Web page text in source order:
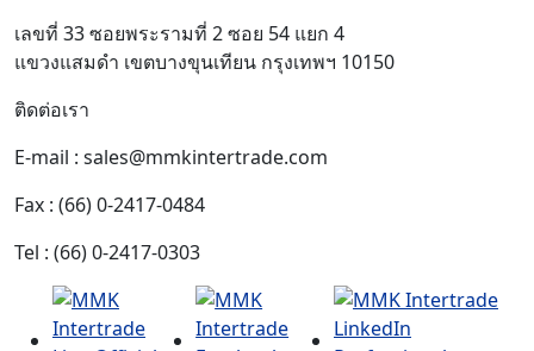
เลขที่ 33 ซอยพระรามที่ 2 ซอย 54 แยก 4
แขวงแสมดำ เขตบางขุนเทียน กรุงเทพฯ 10150
ติดต่อเรา
E-mail : sales@mmkintertrade.com
Fax : (66) 0-2417-0484
Tel : (66) 0-2417-0303